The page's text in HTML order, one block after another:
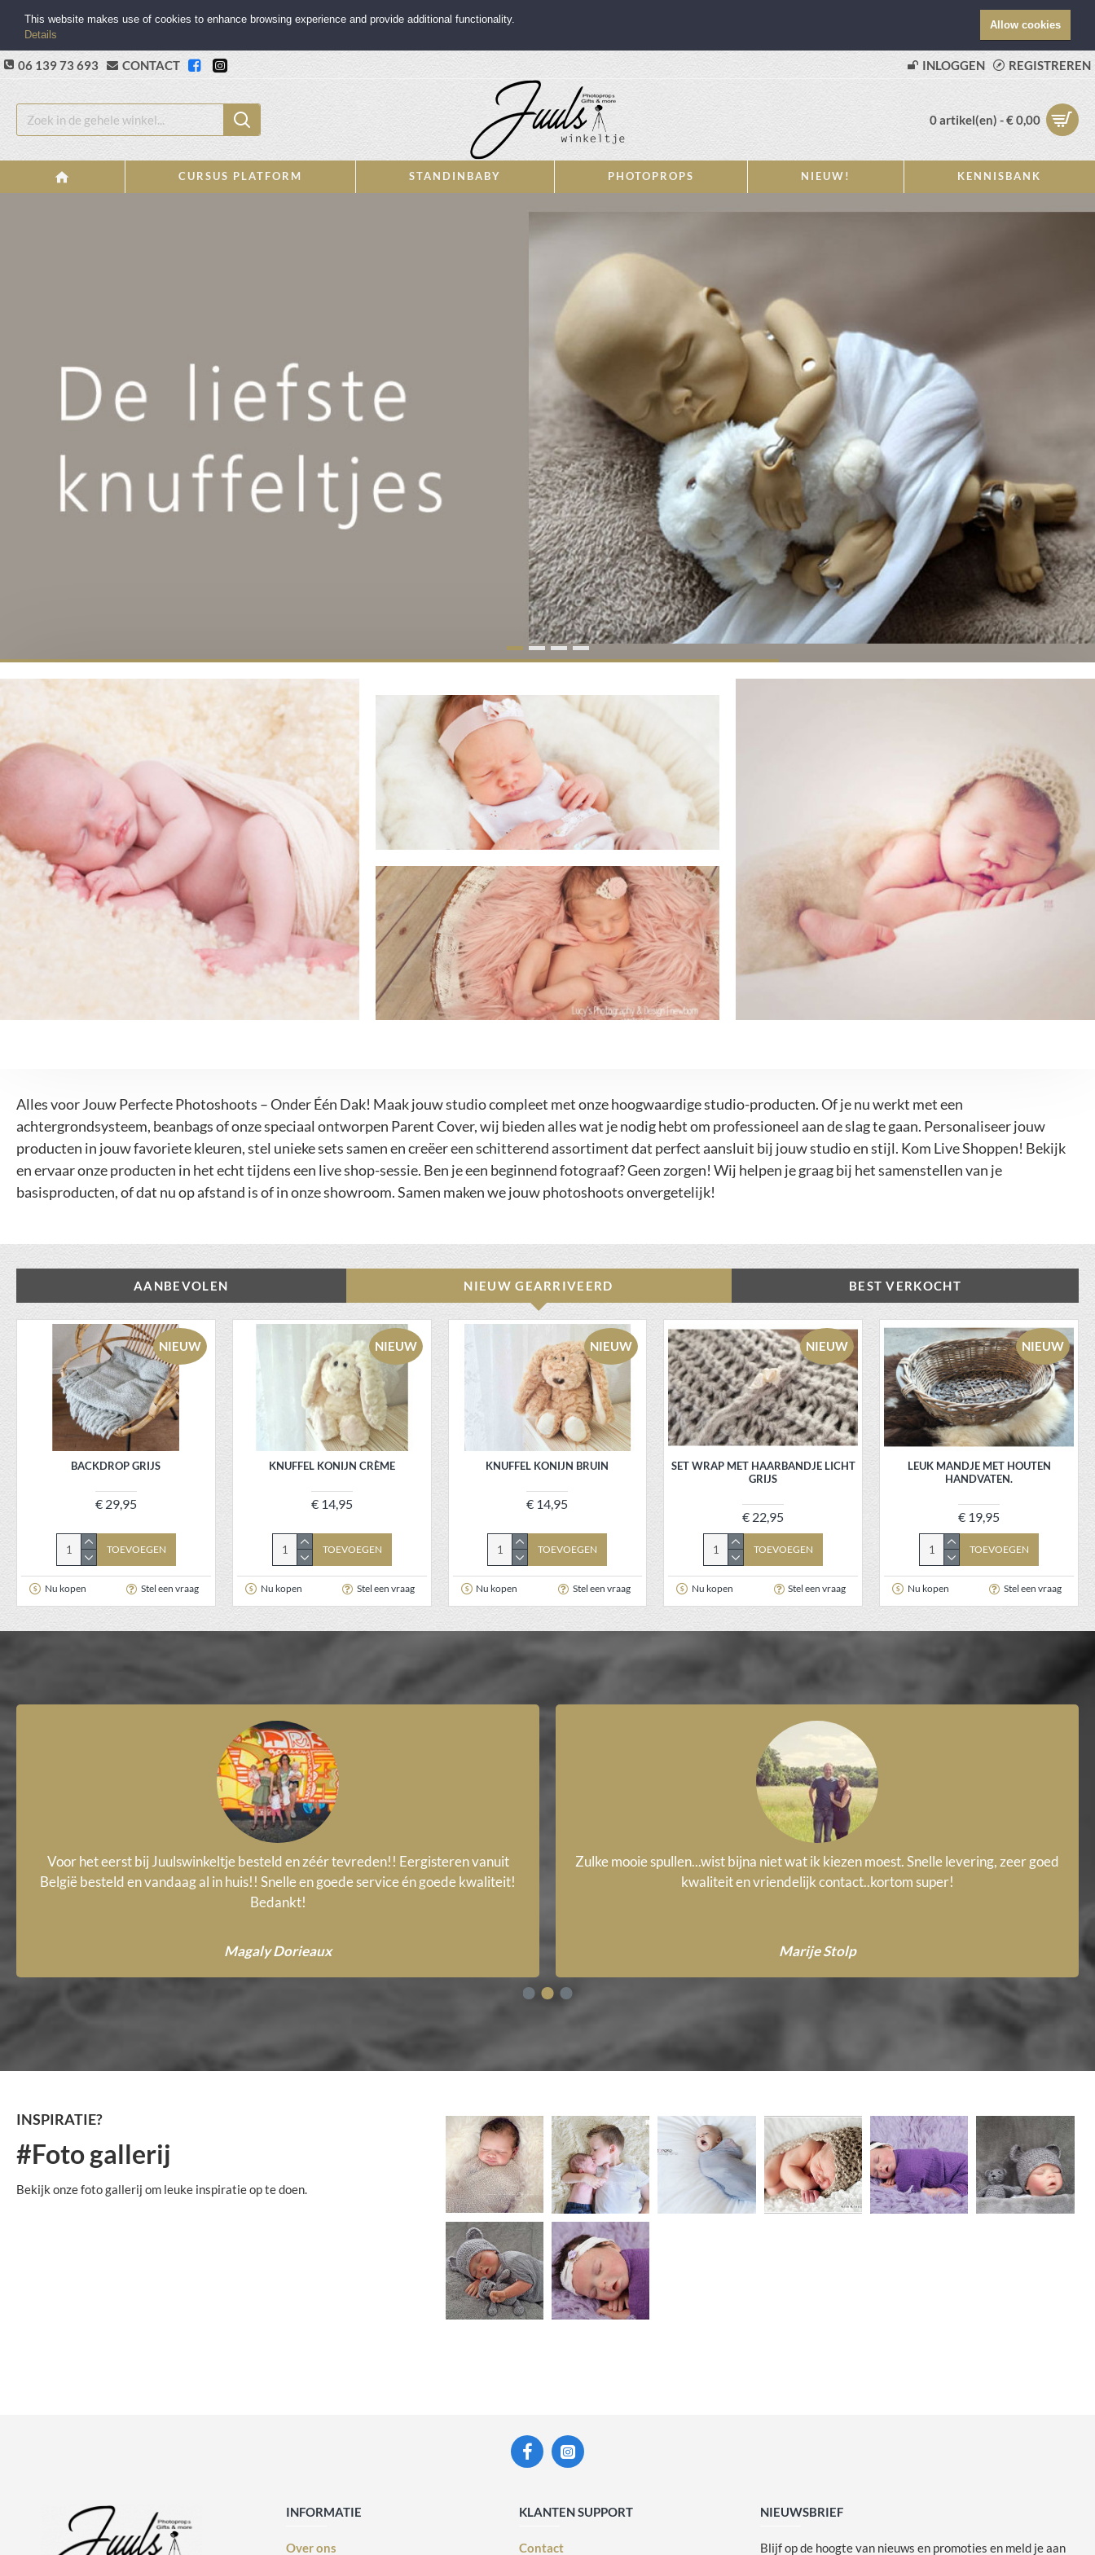
06 139 73 693 CONTACT INLOGGEN REGISTREREN
0 artikel(en) - € 0,00
CURSUS PLATFORM STANDINBABY PHOTOPROPS NIEUW! KENNISBANK
Alles voor Jouw Perfecte Photoshoots – Onder Één Dak! Maak jouw studio compleet met onze hoogwaardige studio-producten. Of je nu werkt met een
achtergrondsysteem, beanbags of onze speciaal ontworpen Parent Cover, wij bieden alles wat je nodig hebt om professioneel aan de slag te gaan. Personaliseer jouw
producten in jouw favoriete kleuren, stel unieke sets samen en creëer een schitterend assortiment dat perfect aansluit bij jouw studio en stijl. Kom Live Shoppen! Bekijk
en ervaar onze producten in het echt tijdens een live shop-sessie. Ben je een beginnend fotograaf? Geen zorgen! Wij helpen je graag bij het samenstellen van je
basisproducten, of dat nu op afstand is of in onze showroom. Samen maken we jouw photoshoots onvergetelijk!
AANBEVOLEN NIEUW GEARRIVEERD BEST VERKOCHT
NIEUW
BACKDROP GRIJS
€ 29,95
TOEVOEGEN
Nu kopen Stel een vraag
NIEUW
KNUFFEL KONIJN CRÈME
€ 14,95
TOEVOEGEN
Nu kopen Stel een vraag
NIEUW
KNUFFEL KONIJN BRUIN
€ 14,95
TOEVOEGEN
Nu kopen Stel een vraag
NIEUW
SET WRAP MET HAARBANDJE LICHT
GRIJS
€ 22,95
TOEVOEGEN
Nu kopen Stel een vraag
NIEUW
LEUK MANDJE MET HOUTEN
HANDVATEN.
€ 19,95
TOEVOEGEN
Nu kopen Stel een vraag
Voor het eerst bij Juulswinkeltje besteld en zéér tevreden!! Eergisteren vanuit
België besteld en vandaag al in huis!! Snelle en goede service én goede kwaliteit!
Bedankt!
Magaly Dorieaux
Zulke mooie spullen...wist bijna niet wat ik kiezen moest. Snelle levering, zeer goed
kwaliteit en vriendelijk contact..kortom super!
Marije Stolp
INSPIRATIE?
#Foto gallerij
Bekijk onze foto gallerij om leuke inspiratie op te doen.
INFORMATIE
Over ons
KLANTEN SUPPORT
Contact
NIEUWSBRIEF
Blijf op de hoogte van nieuws en promoties en meld je aan
This website makes use of cookies to enhance browsing experience and provide additional functionality.
Details
Allow cookies